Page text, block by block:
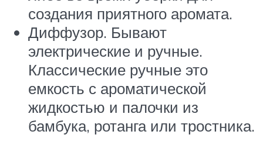
создания приятного аромата.
Диффузор. Бывают
электрические и ручные.
Классические ручные это
емкость с ароматической
жидкостью и палочки из
бамбука, ротанга или тростника.